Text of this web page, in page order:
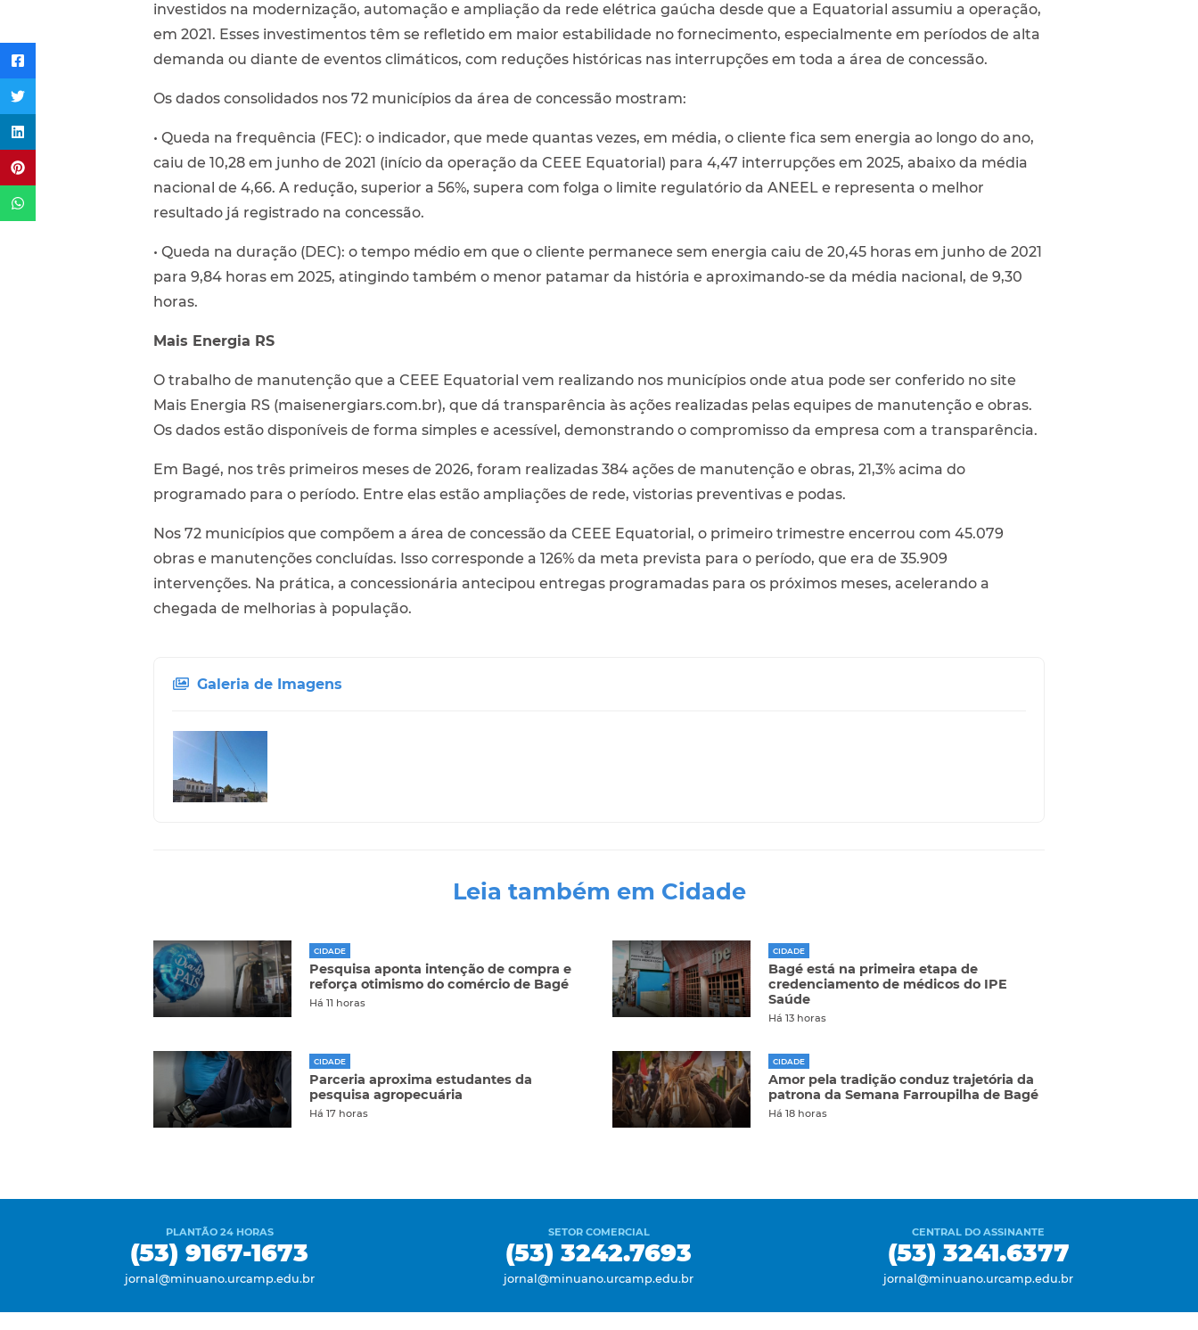
investidos na modernização, automação e ampliação da rede elétrica gaúcha desde que a Equatorial assumiu a operação,
em 2021. Esses investimentos têm se refletido em maior estabilidade no fornecimento, especialmente em períodos de alta
demanda ou diante de eventos climáticos, com reduções históricas nas interrupções em toda a área de concessão.
Os dados consolidados nos 72 municípios da área de concessão mostram:
• Queda na frequência (FEC): o indicador, que mede quantas vezes, em média, o cliente fica sem energia ao longo do ano,
caiu de 10,28 em junho de 2021 (início da operação da CEEE Equatorial) para 4,47 interrupções em 2025, abaixo da média
nacional de 4,66. A redução, superior a 56%, supera com folga o limite regulatório da ANEEL e representa o melhor
resultado já registrado na concessão.
• Queda na duração (DEC): o tempo médio em que o cliente permanece sem energia caiu de 20,45 horas em junho de 2021
para 9,84 horas em 2025, atingindo também o menor patamar da história e aproximando-se da média nacional, de 9,30
horas.
Mais Energia RS
O trabalho de manutenção que a CEEE Equatorial vem realizando nos municípios onde atua pode ser conferido no site
Mais Energia RS (maisenergiars.com.br), que dá transparência às ações realizadas pelas equipes de manutenção e obras.
Os dados estão disponíveis de forma simples e acessível, demonstrando o compromisso da empresa com a transparência.
Em Bagé, nos três primeiros meses de 2026, foram realizadas 384 ações de manutenção e obras, 21,3% acima do
programado para o período. Entre elas estão ampliações de rede, vistorias preventivas e podas.
Nos 72 municípios que compõem a área de concessão da CEEE Equatorial, o primeiro trimestre encerrou com 45.079
obras e manutenções concluídas. Isso corresponde a 126% da meta prevista para o período, que era de 35.909
intervenções. Na prática, a concessionária antecipou entregas programadas para os próximos meses, acelerando a
chegada de melhorias à população.
Galeria de Imagens
Leia também em Cidade
CIDADE
Pesquisa aponta intenção de compra e
reforça otimismo do comércio de Bagé
Há 11 horas
CIDADE
Bagé está na primeira etapa de
credenciamento de médicos do IPE
Saúde
Há 13 horas
CIDADE
Parceria aproxima estudantes da
pesquisa agropecuária
Há 17 horas
CIDADE
Amor pela tradição conduz trajetória da
patrona da Semana Farroupilha de Bagé
Há 18 horas
PLANTÃO 24 HORAS
(53) 9167-1673
jornal@minuano.urcamp.edu.br
SETOR COMERCIAL
(53) 3242.7693
jornal@minuano.urcamp.edu.br
CENTRAL DO ASSINANTE
(53) 3241.6377
jornal@minuano.urcamp.edu.br